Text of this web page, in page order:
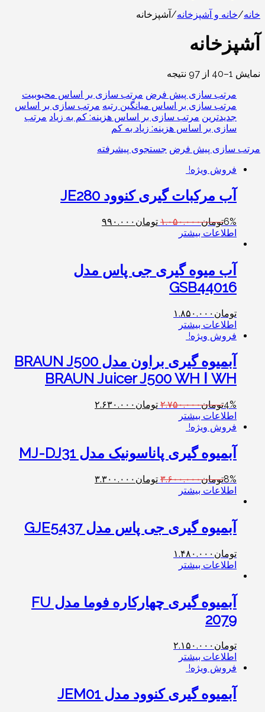
خانه/خانه و آشپزخانه/آشپزخانه
آشپزخانه
نمایش 1–40 از 97 نتیجه
مرتب سازی پیش فرض مرتب سازی بر اساس محبوبیت
مرتب سازی بر اساس میانگین رتبه مرتب سازی بر اساس
جدیدترین مرتب سازی بر اساس هزینه: کم به زیاد مرتب
سازی بر اساس هزینه: زیاد به کم
مرتب سازی پیش فرض جستجوی پیشرفته
فروش ویژه!
آب مرکبات گیری کنوود JE280
6%تومان۱.۰۵۰.۰۰۰ تومان ۹۹۰.۰۰۰
اطلاعات بیشتر
آب میوه گیری جی پاس مدل
GSB44016
تومان ۱.۸۵۰.۰۰۰
اطلاعات بیشتر
فروش ویژه!
آبمیوه گیری براون مدل BRAUN J500
WH ا BRAUN Juicer J500 WH
4%تومان۲.۷۵۰.۰۰۰ تومان ۲.۶۳۰.۰۰۰
اطلاعات بیشتر
فروش ویژه!
آبمیوه گیری پاناسونیک مدل MJ-DJ31
8%تومان۳.۶۰۰.۰۰۰ تومان ۳.۳۰۰.۰۰۰
اطلاعات بیشتر
آبمیوه گیری جی پاس مدل GJE5437
تومان ۱.۴۸۰.۰۰۰
اطلاعات بیشتر
آبمیوه گیری چهارکاره فوما مدل FU
2079
تومان ۲.۱۵۰.۰۰۰
اطلاعات بیشتر
فروش ویژه!
آبمیوه گیری کنوود مدل JEM01